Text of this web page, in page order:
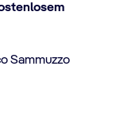
Sammuzzo